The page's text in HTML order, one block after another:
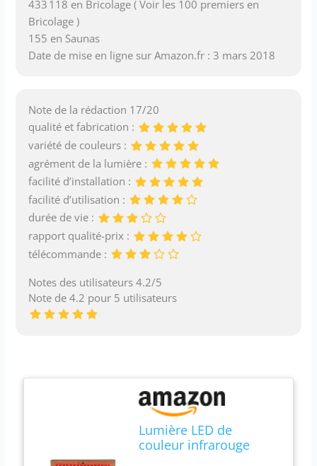
433 118 en Bricolage ( Voir les 100 premiers en
Bricolage )
155 en Saunas
Date de mise en ligne sur Amazon.fr : 3 mars 2018
Note de la rédaction 17/20
qualité et fabrication :
variété de couleurs :
agrément de la lumière :
facilité d’installation :
facilité d’utilisation :
durée de vie :
rapport qualité-prix :
télécommande :
Notes des utilisateurs 4.2/5
Note de 4.2 pour 5 utilisateurs
Lumière LED de
couleur infrarouge